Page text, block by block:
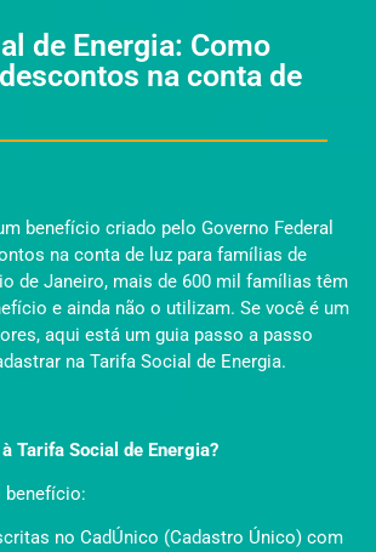
de Energia: Como
na conta de
benefício criado pelo Governo Federal
na conta de luz para famílias de
de Janeiro, mais de 600 mil famílias têm
e ainda não o utilizam. Se você é um
aqui está um guia passo a passo
na Tarifa Social de Energia.
Tarifa Social de Energia?
benefício:
no CadÚnico (Cadastro Único) com